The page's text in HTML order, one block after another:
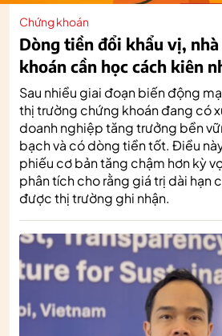
Chứng khoán
Dòng tiền đổi khẩu vị,
khoán cần học cách kiên
Sau nhiều giai đoạn biến động
thị trường chứng khoán đang có
doanh nghiệp tăng trưởng bền
bạch và có dòng tiền tốt. Điều
phiếu cơ bản tăng chậm hơn kỳ
phân tích cho rằng giá trị dài hạn
được thị trường ghi nhận.